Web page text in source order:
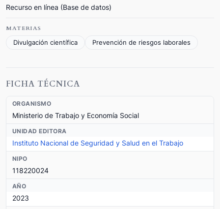
Recurso en línea (Base de datos)
MATERIAS
Divulgación científica
Prevención de riesgos laborales
FICHA TÉCNICA
ORGANISMO
Ministerio de Trabajo y Economía Social
UNIDAD EDITORA
Instituto Nacional de Seguridad y Salud en el Trabajo
NIPO
118220024
AÑO
2023